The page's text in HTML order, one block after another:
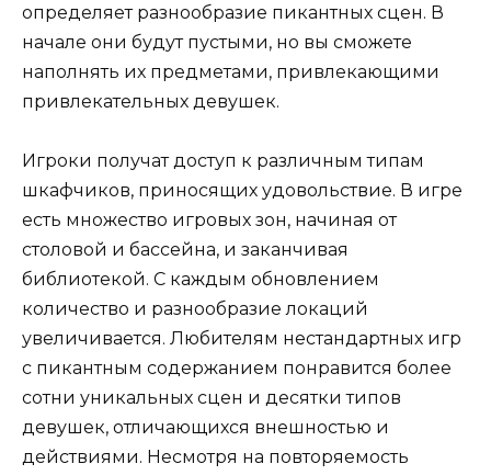
определяет разнообразие пикантных сцен. В
начале они будут пустыми, но вы сможете
наполнять их предметами, привлекающими
привлекательных девушек.
Игроки получат доступ к различным типам
шкафчиков, приносящих удовольствие. В игре
есть множество игровых зон, начиная от
столовой и бассейна, и заканчивая
библиотекой. С каждым обновлением
количество и разнообразие локаций
увеличивается. Любителям нестандартных игр
с пикантным содержанием понравится более
сотни уникальных сцен и десятки типов
девушек, отличающихся внешностью и
действиями. Несмотря на повторяемость